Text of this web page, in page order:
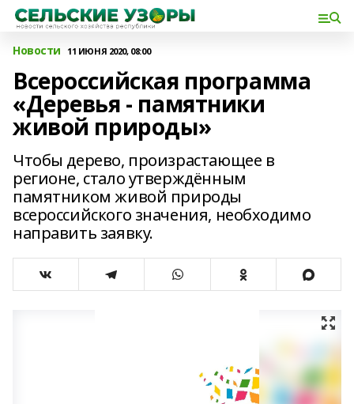
Новости 11 ИЮНЯ 2020, 08:00
Всероссийская программа
«Деревья - памятники
живой природы»
Чтобы дерево, произрастающее в
регионе, стало утверждённым
памятником живой природы
всероссийского значения, необходимо
направить заявку.